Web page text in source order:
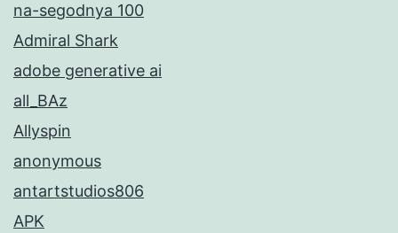
na-segodnya 100
Admiral Shark
adobe generative ai
all_BAz
Allyspin
anonymous
antartstudios806
APK